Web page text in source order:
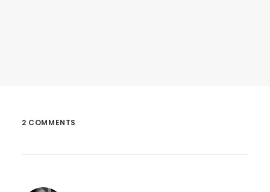
X llega a Sevilla con @gabycastellanos
2 COMMENTS